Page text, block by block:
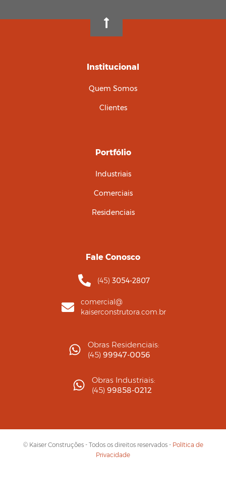
Institucional
Quem Somos
Clientes
Portfólio
Industriais
Comerciais
Residenciais
Fale Conosco
(45) 3054-2807
comercial@
kaiserconstrutora.com.br
Obras Residenciais:
(45) 99947-0056
Obras Industriais:
(45) 99858-0212
© Kaiser Construções - Todos os direitos reservados - Política de
Privacidade